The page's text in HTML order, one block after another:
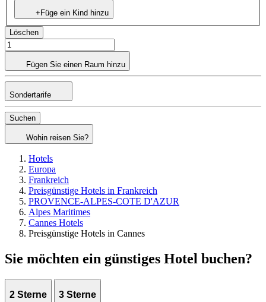
+Füge ein Kind hinzu
Löschen
Fügen Sie einen Raum hinzu
Sondertarife
Suchen
Wohin reisen Sie?
Hotels
Europa
Frankreich
Preisgünstige Hotels in Frankreich
PROVENCE-ALPES-COTE D'AZUR
Alpes Maritimes
Cannes Hotels
Preisgünstige Hotels in Cannes
Sie möchten ein günstiges Hotel buchen?
2 Sterne 3 Sterne